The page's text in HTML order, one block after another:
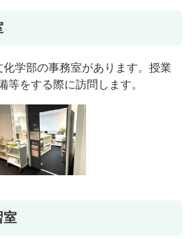
学部の事務室があります。授業
等をする際に訪問します。
室